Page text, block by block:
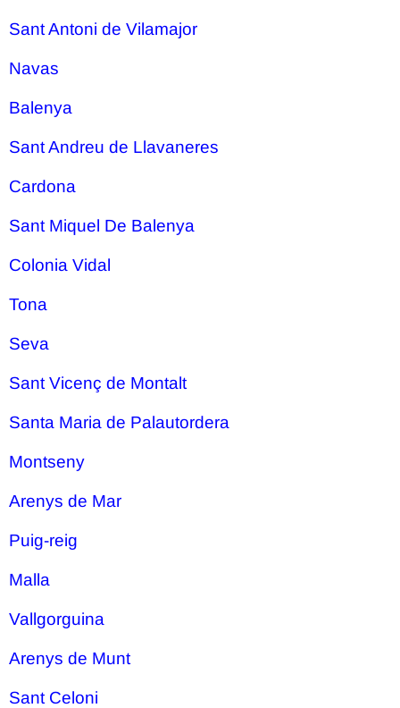
Sant Antoni de Vilamajor
Navas
Balenya
Sant Andreu de Llavaneres
Cardona
Sant Miquel De Balenya
Colonia Vidal
Tona
Seva
Sant Vicenç de Montalt
Santa Maria de Palautordera
Montseny
Arenys de Mar
Puig-reig
Malla
Vallgorguina
Arenys de Munt
Sant Celoni